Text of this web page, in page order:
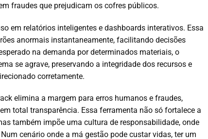
fraudes que prejudicam os cofres públicos.
em relatórios inteligentes e dashboards interativos. Essa
anormais instantaneamente, facilitando decisões
na demanda por determinados materiais, o
se agrave, preservando a integridade dos recursos e
corretamente.
elimina a margem para erros humanos e fraudes,
total transparência. Essa ferramenta não só fortalece a
também impõe uma cultura de responsabilidade, onde
cenário onde a má gestão pode custar vidas, ter um